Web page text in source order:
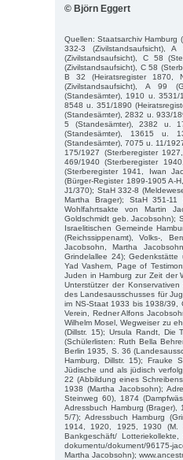
© Björn Eggert
Quellen: Staatsarchiv Hamburg
332-3 (Zivilstandsaufsicht),
(Zivilstandsaufsicht), C 58
(Zivilstandsaufsicht), C 58
B 32 (Heiratsregister 1870,
(Zivilstandsaufsicht), A 99
(Standesämter), 1910 u. 3531/
8548 u. 351/1890
(Standesämter), 2832 u. 933/
5 (Standesämter), 2382 u.
(Standesämter), 13615 u.
(Standesämter), 7075 u. 11/
175/1927 (Sterberegister
469/1940 (Sterberegister
(Sterberegister 1941, Iwan
(Bürger-Register 1899-1905 A-
J1/370); StaH 332-8
Martha Brager); StaH 351-
Wohlfahrtsakte von Martin
Goldschmidt geb. Jacobsohn);
Israelitischen Gemeinde
(Reichssippenamt), Volks-,
Jacobsohn, Martha
Grindelallee 24);
Yad Vashem, Page of
Juden in Hamburg zur Zeit der
Unterstützer der
des Landesausschusses für
im NS-Staat 1933 bis 1938/39,
Verein, Redner Alfons
Wilhelm Mosel, Wegweiser zu
(Dillstr. 15); Ursula Randt, Die
(Schülerlisten: Ruth Bella
Berlin 1935, S. 36
Hamburg, Dillstr. 15); Frauke
Jüdische und als jüdisch
22 (Abbildung eines
1938 (Martha Jacobsohn);
Steinweg 60), 1874
Adressbuch Hamburg
5/7); Adressbuch Hamburg
1914, 1920, 1925, 1930 (M.
Bankgeschäft/
dokumentu/dokument/96175-
Martha Jacobsohn);